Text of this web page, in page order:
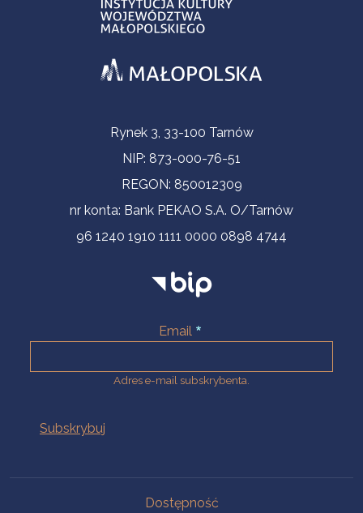
Informacje kontaktoweRynek 3, 33-100 Tarnów
NIP: 873-000-76-51
REGON: 850012309
nr konta: Bank PEKAO S.A. O/Tarnów
96 1240 1910 1111 0000 0898 4744
Email
Adres e-mail subskrybenta.
Dostępność